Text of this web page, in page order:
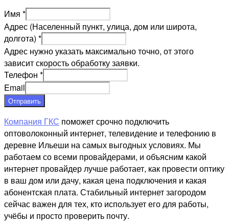
Имя *
Адрес (Населенный пункт, улица, дом или широта,
долгота) *
Адрес нужно указать максимально точно, от этого
зависит скорость обработку заявки.
Телефон *
Email
Отправить
Компания ГКС поможет срочно подключить
оптоволоконный интернет, телевидение и телефонию в
деревне Ильеши на самых выгодных условиях. Мы
работаем со всеми провайдерами, и объясним какой
интернет провайдер лучше работает, как провести оптику
в ваш дом или дачу, какая цена подключения и какая
абонентская плата. Стабильный интернет загородом
сейчас важен для тех, кто использует его для работы,
учёбы и просто проверить почту.